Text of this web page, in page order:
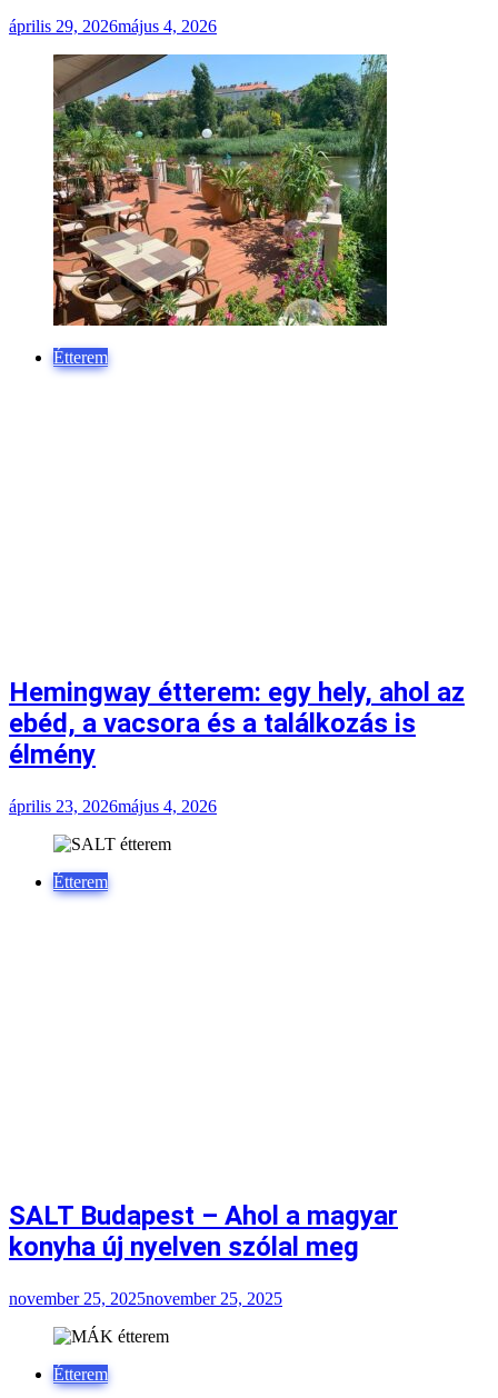
április 29, 2026május 4, 2026
Étterem
Hemingway étterem: egy hely, ahol az
ebéd, a vacsora és a találkozás is
élmény
április 23, 2026május 4, 2026
Étterem
SALT Budapest – Ahol a magyar
konyha új nyelven szólal meg
november 25, 2025november 25, 2025
Étterem